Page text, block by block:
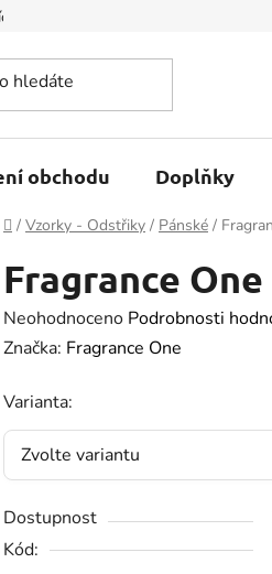
údajů
obchodu Doplňky
Domů
/ Vzorky - Odstřiky / Pánské /
Fragrance
Průměrné
hodnocení
je
0.0
hvězdiček.
Neohodnoceno Podrobnosti
Značka: Fragrance One
Varianta:
Dostupnost
Kód: